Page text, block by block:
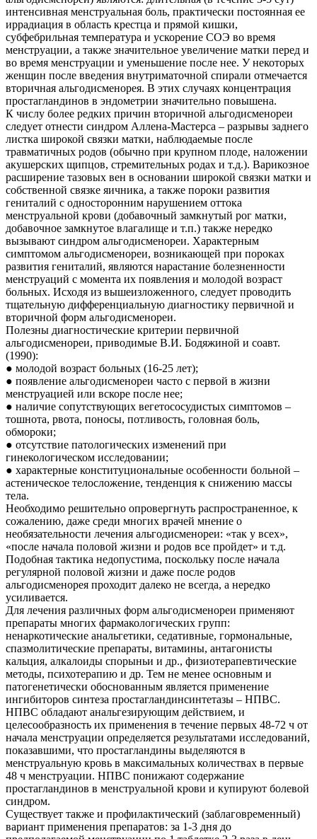
интенсивная менструальная боль, практически постоянная ее
иррадиация в область крестца и прямой кишки,
субфебрильная температура и ускорение СОЭ во время
менструации, а также значительное увеличение матки перед и
во время менструации и уменьшение после нее. У некоторых
женщин после введения внутриматочной спирали отмечается
вторичная альгодисменорея. В этих случаях концентрация
простагландинов в эндометрии значительно повышена.
К числу более редких причин вторичной альгодисменореи
следует отнести синдром Аллена-Мастерса – разрывы заднего
листка широкой связки матки, наблюдаемые после
травматичных родов (обычно при крупном плоде, наложении
акушерских щипцов, стремительных родах и т.д.). Варикозное
расширение тазовых вен в основании широкой связки матки и
собственной связке яичника, а также пороки развития
гениталий с односторонним нарушением оттока
менструальной крови (добавочный замкнутый рог матки,
добавочное замкнутое влагалище и т.п.) также нередко
вызывают синдром альгодисменореи. Характерным
симптомом альгодисменореи, возникающей при пороках
развития гениталий, являются нарастание болезненности
менструаций с момента их появления и молодой возраст
больных. Исходя из вышеизложенного, следует проводить
тщательную дифференциальную диагностику первичной и
вторичной форм альгодисменореи.
Полезны диагностические критерии первичной
альгодисменореи, приводимые В.И. Бодяжиной и соавт.
(1990):
● молодой возраст больных (16-25 лет);
● появление альгодисменореи часто с первой в жизни
менструацией или вскоре после нее;
● наличие сопутствующих вегетососудистых симптомов –
тошнота, рвота, поносы, потливость, головная боль,
обмороки;
● отсутствие патологических изменений при
гинекологическом исследовании;
● характерные конституциональные особенности больной –
астеническое телосложение, тенденция к снижению массы
тела.
Необходимо решительно опровергнуть распространенное, к
сожалению, даже среди многих врачей мнение о
необязательности лечения альгодисменореи: «так у всех»,
«после начала половой жизни и родов все пройдет» и т.д.
Подобная тактика недопустима, поскольку после начала
регулярной половой жизни и даже после родов
альгодисменорея проходит далеко не всегда, а нередко
усиливается.
Для лечения различных форм альгодисменореи применяют
препараты многих фармакологических групп:
ненаркотические анальгетики, седативные, гормональные,
спазмолитические препараты, витамины, антагонисты
кальция, алкалоиды спорыньи и др., физиотерапевтические
методы, психотерапию и др. Тем не менее основным и
патогенетически обоснованным является применение
ингибиторов синтеза простагландинсинтетазы – НПВС.
НПВС обладают анальгезирующим действием, и
целесообразность их применения в течение первых 48-72 ч от
начала менструации определяется результатами исследований,
показавшими, что простагландины выделяются в
менструальную кровь в максимальных количествах в первые
48 ч менструации. НПВС понижают содержание
простагландинов в менструальной крови и купируют болевой
синдром.
Существует также и профилактический (заблаговременный)
вариант применения препаратов: за 1-3 дня до